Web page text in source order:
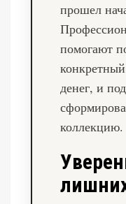
прошел
помогают
денег, и
коллекцию.